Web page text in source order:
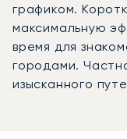
графиком.
максимальную
время для
городами.
изысканного